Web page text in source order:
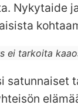
Nykytaide
ei tarkoita
satunnaiset